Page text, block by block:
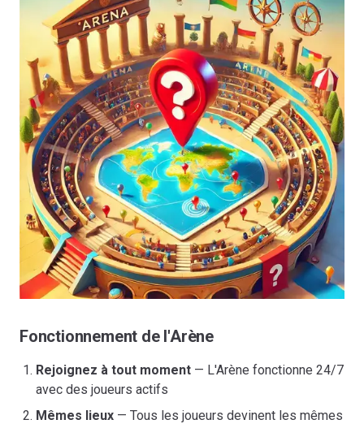
Fonctionnement de l'Arène
Rejoignez à tout moment — L'Arène fonctionne 24/7
avec des joueurs actifs
Mêmes lieux — Tous les joueurs devinent les mêmes